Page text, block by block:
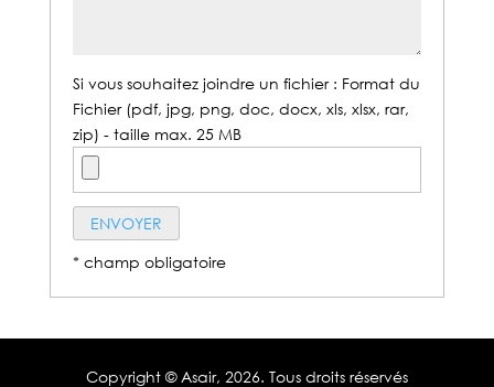
Si vous souhaitez joindre un fichier : Format du
Fichier (pdf, jpg, png, doc, docx, xls, xlsx, rar,
zip) - taille max. 25 MB
* champ obligatoire
Copyright © Asair, 2026. Tous droits réservés